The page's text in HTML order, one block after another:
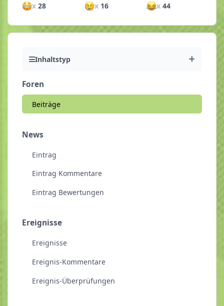
x 28 x16 x 44
Inhaltstyp
Foren
Beiträge
News
Eintrag
Eintrag Kommentare
Eintrag Bewertungen
Ereignisse
Ereignisse
Ereignis-Kommentare
Ereignis-Überprüfungen